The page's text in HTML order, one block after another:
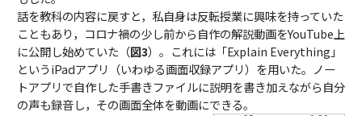
話を教科の内容に戻すと，私自身は反転授業に興味を持っていた
こともあり，コロナ禍の少し前から自作の解説動画をYouTube上
に公開し始めていた（図3）。これには「Explain Everything」
というiPadアプリ（いわゆる画面収録アプリ）を用いた。ノー
トアプリで自作した手書きファイルに説明を書き加えながら自分
の声も録音し，その画面全体を動画にできる。